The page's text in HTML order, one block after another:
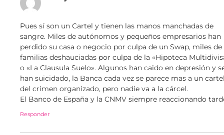
Pues sí son un Cartel y tienen las manos manchadas de
sangre. Miles de autónomos y pequeños empresarios han
perdido su casa o negocio por culpa de un Swap, miles de
familias deshauciadas por culpa de la «Hipoteca
o «La Clausula Suelo». Algunos han caido en depresión y
han suicidado, la Banca cada vez se parece mas a un
del crimen organizado, pero nadie va a la cárcel.
El Banco de España y la CNMV siempre reaccionando
Responder